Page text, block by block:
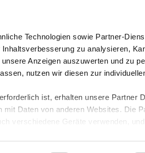
Technologien sowie Partner-
zu analysieren,
Anzeigen auszuwerten und zu
nutzen wir diesen zur
ist, erhalten unsere Partner
mit Daten von anderen Websites. Die
verschiedene Geräte verwenden,
ist kein der EU gleichwertiges
& Angebote Presse & Themen
stärken!